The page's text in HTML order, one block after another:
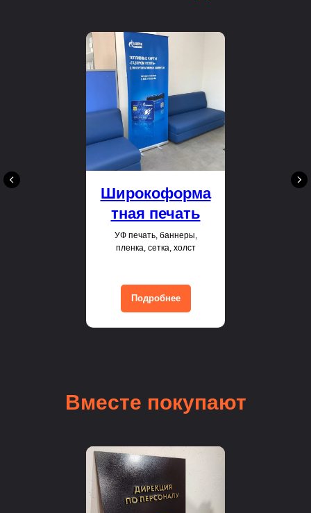
Широкоформа
тная печать
УФ печать, баннеры,
пленка, сетка, холст
Подробнее
Вместе покупают